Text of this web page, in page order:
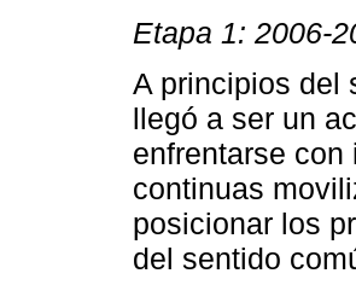
Etapa 1: 2006-
A principios del
llegó a ser un
enfrentarse
continuas
posicionar los
del sentido